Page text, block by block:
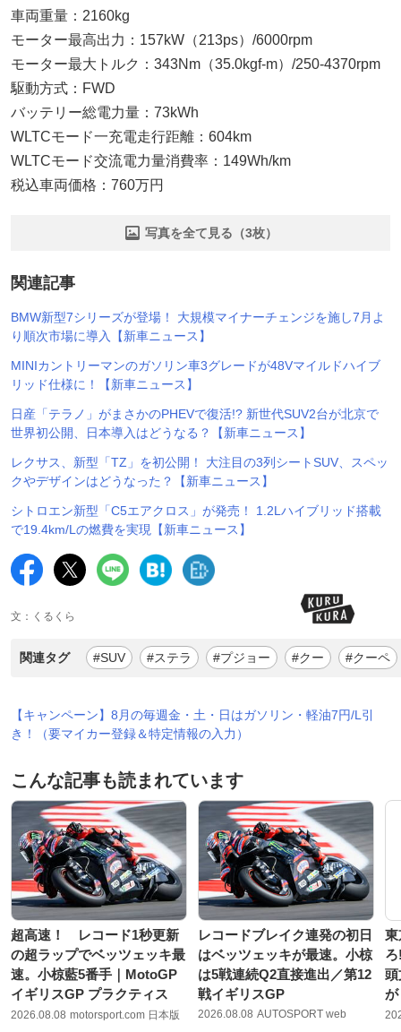
車両重量：2160kg
モーター最高出力：157kW（213ps）/6000rpm
モーター最大トルク：343Nm（35.0kgf-m）/250-4370rpm
駆動方式：FWD
バッテリー総電力量：73kWh
WLTCモード一充電走行距離：604km
WLTCモード交流電力量消費率：149Wh/km
税込車両価格：760万円
写真を全て見る（3枚）
関連記事
BMW新型7シリーズが登場！ 大規模マイナーチェンジを施し7月よ
り順次市場に導入【新車ニュース】
MINIカントリーマンのガソリン車3グレードが48Vマイルドハイブ
リッド仕様に！【新車ニュース】
日産「テラノ」がまさかのPHEVで復活!? 新世代SUV2台が北京で
世界初公開、日本導入はどうなる？【新車ニュース】
レクサス、新型「TZ」を初公開！ 大注目の3列シートSUV、スペッ
クやデザインはどうなった？【新車ニュース】
シトロエン新型「C5エアクロス」が発売！ 1.2Lハイブリッド搭載
で19.4km/Lの燃費を実現【新車ニュース】
文：くるくら
関連タグ #SUV #ステラ #プジョー #クー #クーペ
【キャンペーン】8月の毎週金・土・日はガソリン・軽油7円/L引
き！（要マイカー登録＆特定情報の入力）
こんな記事も読まれています
超高速！ レコード1秒更新
の超ラップでベッツェッキ最
速。小椋藍5番手｜MotoGP
イギリスGP プラクティス
2026.08.08 motorsport.com 日本版
レコードブレイク連発の初日
はベッツェッキが最速。小椋
は5戦連続Q2直接進出／第12
戦イギリスGP
2026.08.08 AUTOSPORT web
東
頭